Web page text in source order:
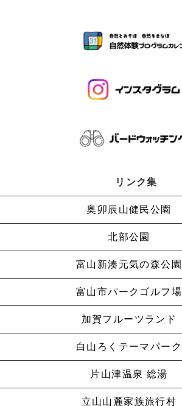
リンク集
奥卯辰山健民公園
北部公園
富山新湊元気の森公園
富山市パークゴルフ場
加賀フルーツランド
白山ろくテーマパーク
片山津温泉 総湯
立山山麓家族旅行村